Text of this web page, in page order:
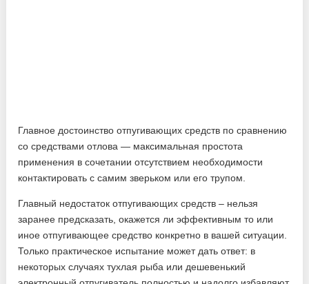
Главное достоинство отпугивающих средств по сравнению
со средствами отлова — максимальная простота
применения в сочетании отсутствием необходимости
контактировать с самим зверьком или его трупом.
Главный недостаток отпугивающих средств – нельзя
заранее предсказать, окажется ли эффективным то или
иное отпугивающее средство конкретно в вашей ситуации.
Только практическое испытание может дать ответ: в
некоторых случаях тухлая рыба или дешевенький